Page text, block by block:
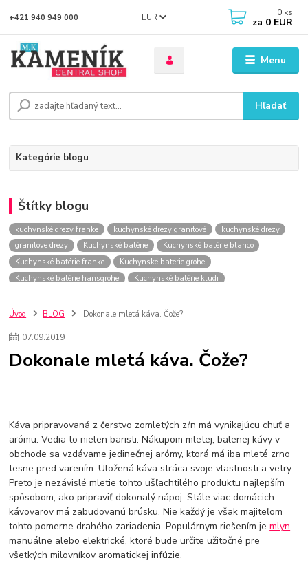
Menu
EUR
Hľadať
+421 940 949 000 0 ks
za 0 EUR
Kategórie blogu
Štítky blogu
kuchynské drezy franke kuchynské drezy granitové
kuchynské drezy
granitove drezy
Kuchynské batérie
Kuchynské batérie blanco
Kuchynské batérie franke
Kuchynské batérie grohe
Kuchynské batérie hansgrohe
Kuchynské batérie kludi
kuchynské batérie sagittarius
kuchynské batérie
kuchynské drezy sety
kúpelňové batérie
vodovodné batérie do kúpelne kuchynske
Umývadlá
Rohové umývadlá
Zlaté umývadlá
Zápustné umývadlá
sprchový záves
vodovodná batéria
čierna kúpelňová batéria
vaňa retro
voľne stojaca vaňa
retro kúpeľne
Bez DPH
Ako znížiť náklady
Ako znížiť náklady na firmu
szco nakup bez dph
szco nakup bez dph nakupovanie na firmu bez dph
nákup bez dph v eu ň
Úvod BLOG Dokonale mletá káva. Čože?
07.09.2019
Dokonale mletá káva. Čože?
Káva pripravovaná z čerstvo zomletých zŕn má vynikajúcu chuť a
arómu. Vedia to nielen baristi. Nákupom mletej, balenej kávy v
obchode sa vzdávame jedinečnej arómy, ktorá má iba mleté zrno
tesne pred varením. Uložená káva stráca svoje vlastnosti a vetry.
Preto je nezávislé mletie tohto ušľachtilého produktu najlepším
spôsobom, ako pripraviť dokonalý nápoj. Stále viac domácich
kávovarov má zabudovanú brúsku. Nie každý je však majiteľom
tohto pomerne drahého zariadenia. Populárnym riešením jemlyn,
manuálne alebo elektrické, ktoré bude určite užitočné pre
všetkých milovníkov aromatickej infúzie.